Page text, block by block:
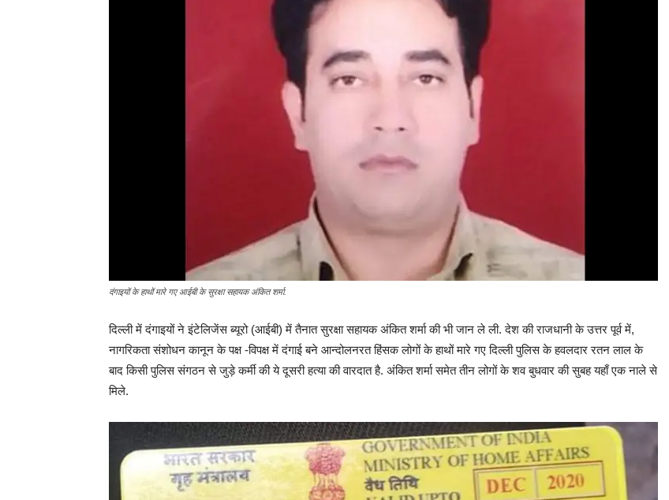
दंगाइयों के हाथों मारे गए आईबी के सुरक्षा सहायक अंकित शर्मा.
दिल्ली में दंगाइयों ने इंटेलिजेंस ब्यूरो (आईबी) में तैनात सुरक्षा सहायक अंकित शर्मा की भी जान ले ली. देश की राजधानी के उत्तर पूर्व में,
नागरिकता संशोधन कानून के पक्ष -विपक्ष में दंगाई बने आन्दोलनरत हिंसक लोगों के हाथों मारे गए दिल्ली पुलिस के हवलदार रतन लाल के
बाद किसी पुलिस संगठन से जुड़े कर्मी की ये दूसरी हत्या की वारदात है. अंकित शर्मा समेत तीन लोगों के शव बुधवार की सुबह यहाँ एक नाले से
मिले.